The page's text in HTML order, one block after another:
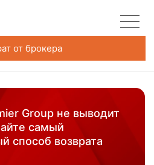
от брокера
Group не выводит
самый
способ возврата